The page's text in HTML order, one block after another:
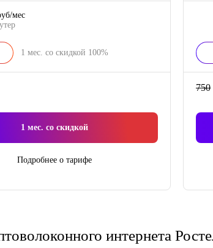
мес
1 мес. со скидкой 100%
1 мес. со скидкой
Подробнее о тарифе
750
интернета